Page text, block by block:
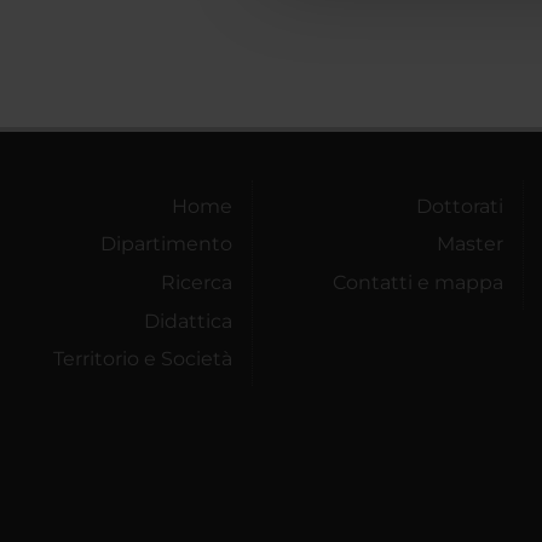
Home
Dipartimento
Ricerca
Didattica
Territorio e Società
Dottorati
Master
Contatti e mappa